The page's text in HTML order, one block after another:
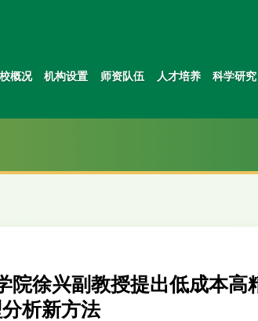
概况 机构设置 师资队伍 人才培养 科学研究
院徐兴副教授提出低成本高
析新方法